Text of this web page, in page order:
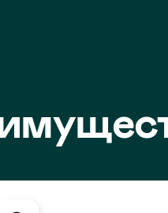
мгновенные уведомления, когда
остатках